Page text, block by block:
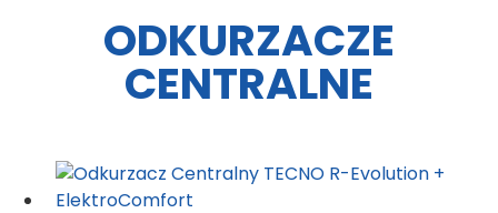
ODKURZACZE
CENTRALNE